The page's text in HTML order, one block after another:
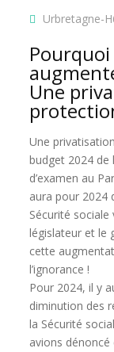
Urbretagne-
Une
Une
budget 2024 de
d’examen au
aura pour 2024
Sécurité
législateur et le
cette
l’ignorance !
Pour 2024, il y
diminution des
la Sécurité
avions